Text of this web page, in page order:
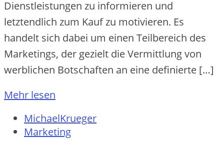
Dienstleistungen zu informieren und
letztendlich zum Kauf zu motivieren. Es
handelt sich dabei um einen Teilbereich des
Marketings, der gezielt die Vermittlung von
werblichen Botschaften an eine definierte […]
Mehr lesen
MichaelKrueger
Marketing